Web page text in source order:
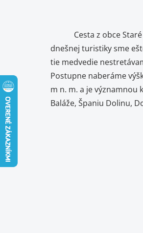
Cesta z obce Staré
dnešnej turistiky sme
tie medvedie
Postupne naberáme
m n. m. a je
Baláže, Španiu Dolinu,